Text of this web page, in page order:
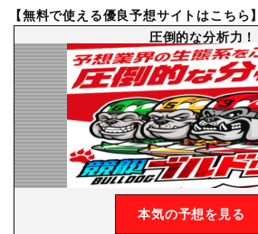
【無料で使える優良予想サイトはこちら】
圧倒的な分析力！
本気の予想を見る